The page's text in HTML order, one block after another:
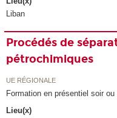
Liban
Procédés de
pétrochimiques
UE RÉGIONALE
Formation en présentiel soir ou
Lieu(x)